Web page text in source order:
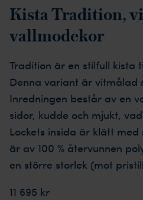
Kista Tradition,
vallmodekor
Tradition är en stilfull kista
Denna variant är vitmålad
Inredningen består av en
sidor, kudde och mjukt,
Lockets insida är klätt
är av 100 % återvunnen
en större storlek (mot
11 695 kr